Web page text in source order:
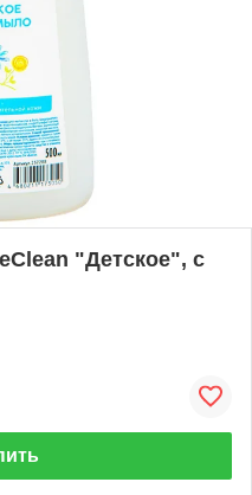
"Детское", с